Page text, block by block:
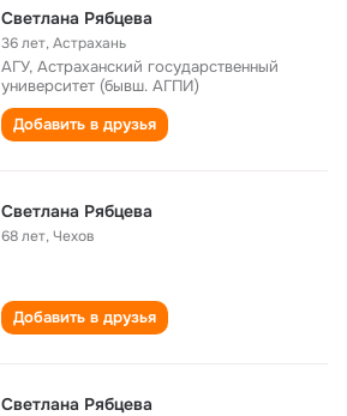
Светлана Рябцева
36 лет,Астрахань
АГУ, Астраханский государственный
университет (бывш. АГПИ)
Добавить в друзья
Светлана Рябцева
68 лет,Чехов
Добавить в друзья
Светлана Рябцева